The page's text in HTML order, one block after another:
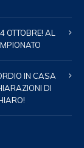
AL
IN CASA
DI